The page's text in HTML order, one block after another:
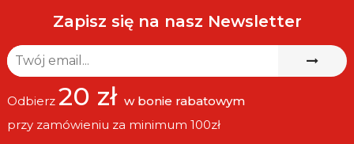
info@speed-up.pl
Zapisz się na nasz Newsletter
Odbierz 20 zł w bonie rabatowym
przy zamówieniu za minimum 100zł